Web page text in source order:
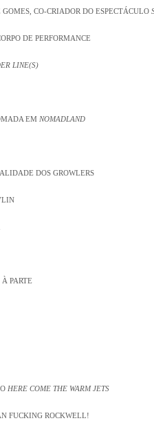
CO-CRIADOR DO ESPECTÁCULO
DE PERFORMANCE
LINE(S)
EM NOMADLAND
DOS GROWLERS
PARTE
HERE COME THE WARM JETS
FUCKING ROCKWELL!